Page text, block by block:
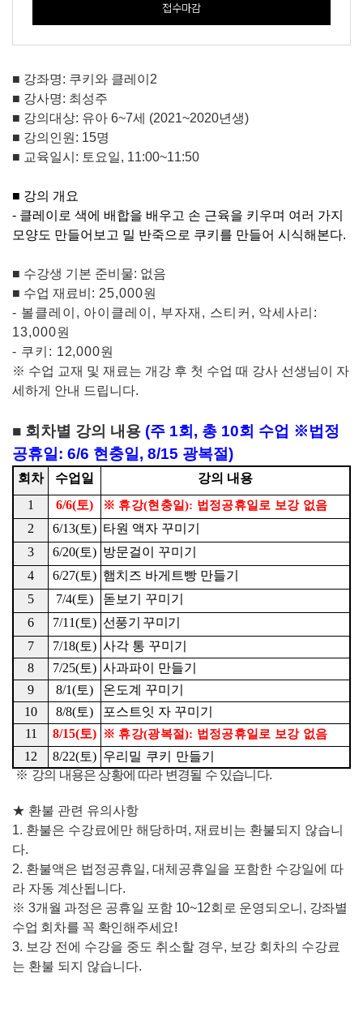
접수마감
■ 강좌명: 쿠키와 클레이 2
■ 강사명: 최성주
■ 강의대상: 유아 6~7세 (2021~2020년생)
■ 강의인원 : 15명
■ 교육일시 : 토요일, 11:00~11:50
■ 강의 개요
- 클레이로 색에 배합을 배우고 손 근육을 키우며 여러 가지
모양도 만들어보고 밀 반죽으로 쿠키를 만들어 시식해본다.
■ 수강생 기본 준비물: 없음
■ 수업 재료비 : 25,000원
- 볼클레이 , 아이클레이 , 부자재 , 스티커 , 악세사리 :
13,000원
- 쿠키 : 12,000원
※ 수업 교재 및 재료는 개강 후 첫 수업 때 강사 선생님이 자
세하게 안내 드립니다.
■ 회차별 강의 내용 (주 1회 , 총 10회 수업 ※법정
공휴일: 6/6 현충일, 8/15 광복절)
회차 수업일
강의 내용
1
6/6(토) ※ 휴강(현충일): 법정공휴일로 보강 없음
2 6/13(토) 타원 액자 꾸미기
3
6/20(토) 방문걸이 꾸미기
4
6/27(토) 햄치즈 바게트빵 만들기
5
7/4(토)
돋보기 꾸미기
6
7/11(토) 선풍기 꾸미기
7
7/18(토) 사각 통 꾸미기
8
7/25(토) 사과파이 만들기
9
8/1(토)
온도계 꾸미기
10
8/8(토)
포스트잇 자 꾸미기
11
8/15(토) ※ 휴강(광복절): 법정공휴일로 보강 없음
12 8/22(토) 우리밀 쿠키 만들기
※ 강의 내용은 상황에 따라 변경될 수 있습니다.
★ 환불 관련 유의사항
1. 환불은 수강료에만 해당하며 , 재료비는 환불되지 않습니
다.
2. 환불액은 법정공휴일, 대체공휴일을 포함한 수강일에 따
라 자동 계산됩니다.
※ 3개 월 과정은 공휴일 포함 10~12회로 운영되오니 , 강좌별
수업 회차를 꼭 확인해주세요!
3. 보강 전에 수강을 중도 취소할 경우, 보강 회차의 수강료
는 환불 되지 않습니다.